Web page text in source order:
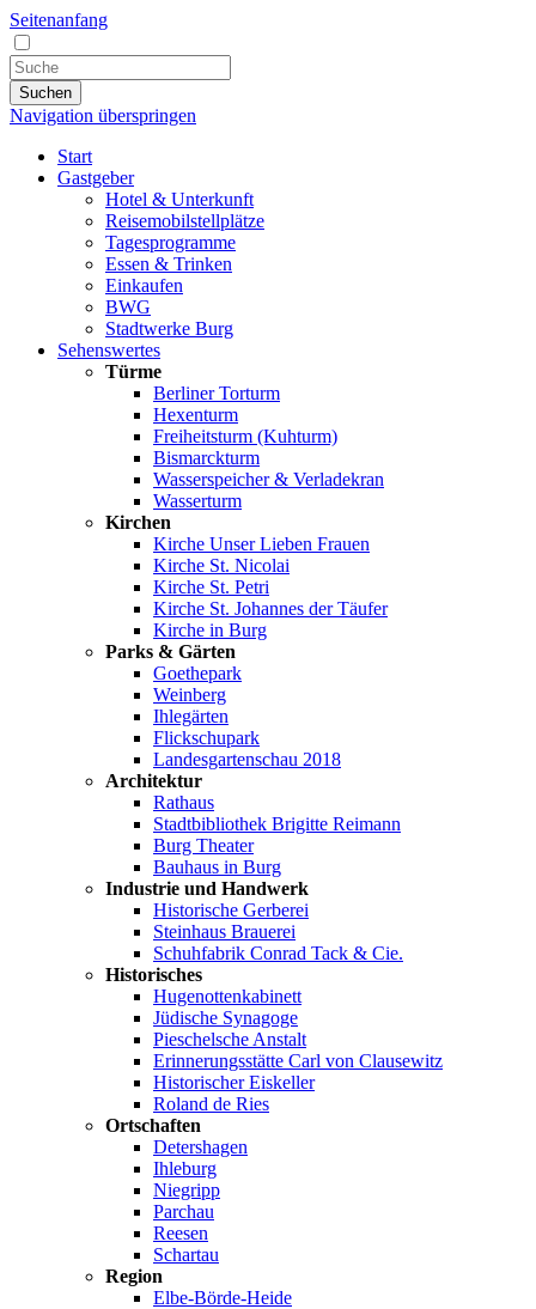
Seitenanfang
Suchen
Navigation überspringen
Start
Gastgeber
Hotel & Unterkunft
Reisemobilstellplätze
Tagesprogramme
Essen & Trinken
Einkaufen
BWG
Stadtwerke Burg
Sehenswertes
Türme
Berliner Torturm
Hexenturm
Freiheitsturm (Kuhturm)
Bismarckturm
Wasserspeicher & Verladekran
Wasserturm
Kirchen
Kirche Unser Lieben Frauen
Kirche St. Nicolai
Kirche St. Petri
Kirche St. Johannes der Täufer
Kirche in Burg
Parks & Gärten
Goethepark
Weinberg
Ihlegärten
Flickschupark
Landesgartenschau 2018
Architektur
Rathaus
Stadtbibliothek Brigitte Reimann
Burg Theater
Bauhaus in Burg
Industrie und Handwerk
Historische Gerberei
Steinhaus Brauerei
Schuhfabrik Conrad Tack & Cie.
Historisches
Hugenottenkabinett
Jüdische Synagoge
Pieschelsche Anstalt
Erinnerungsstätte Carl von Clausewitz
Historischer Eiskeller
Roland de Ries
Ortschaften
Detershagen
Ihleburg
Niegripp
Parchau
Reesen
Schartau
Region
Elbe-Börde-Heide